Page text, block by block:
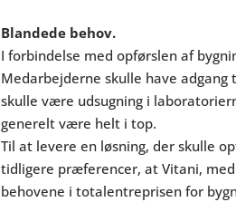
Blandede behov.
I forbindelse med opførslen af
Medarbejderne skulle have
skulle være udsugning i
generelt være helt i top.
Til at levere en løsning, der skulle
tidligere præferencer, at Vitani,
behovene i totalentreprisen for